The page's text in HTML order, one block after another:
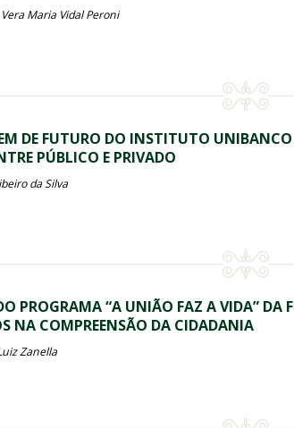
Maria Vidal Peroni
DE FUTURO DO INSTITUTO
PÚBLICO E PRIVADO
da Silva
PROGRAMA “A UNIÃO FAZ A VIDA” DA
NA COMPREENSÃO DA CIDADANIA
Zanella